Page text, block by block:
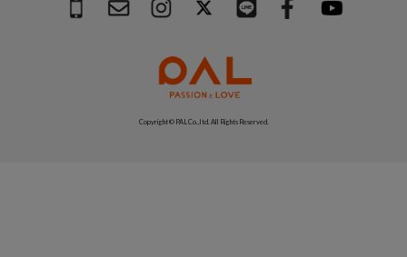
Copyright © PAL Co.,ltd. All Rights Reserved.